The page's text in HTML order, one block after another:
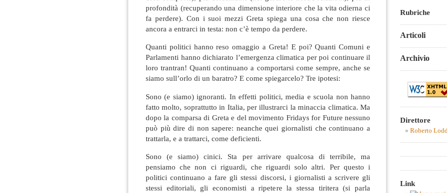
profondità (recuperando una dimensione interiore che la vita odierna ci
fa perdere). Con i suoi mezzi Greta spiega una cosa che non riesce
ancora a entrarci in testa: non c’è tempo da perdere.
Quanti politici hanno reso omaggio a Greta! E poi? Quanti Comuni e
Parlamenti hanno dichiarato l’emergenza climatica per poi continuare il
loro trantran! Quanti continuano a comportarsi come sempre, anche se
siamo sull’orlo di un baratro? E come spiegarcelo? Tre ipotesi:
Sono (e siamo) ignoranti. In effetti politici, media e scuola non hanno
fatto molto, soprattutto in Italia, per illustrarci la minaccia climatica. Ma
dopo la comparsa di Greta e del movimento Fridays for Future nessuno
può più dire di non sapere: neanche quei giornalisti che continuano a
trattarla, e a trattarci, come deficienti.
Sono (e siamo) cinici. Sta per arrivare qualcosa di terribile, ma
pensiamo che non ci riguardi, che riguardi solo altri. Per questo i
politici continuano a fare gli stessi discorsi, i giornalisti a scrivere gli
stessi editoriali, gli economisti a ripetere la stessa tiritera (si parla
Rubriche
Articoli
Archivio
Direttore
Roberto
Link